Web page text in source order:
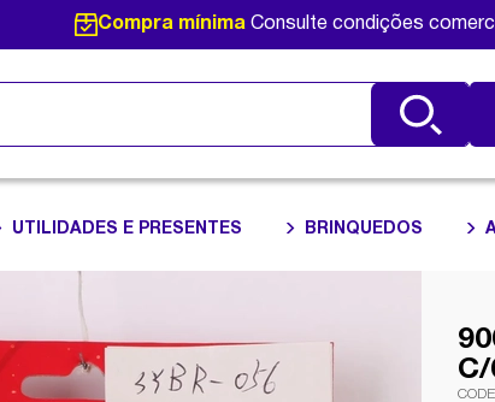
Compra mínimaConsulte condições
UTILIDADES E PRESENTES BRINQUEDOS
C/